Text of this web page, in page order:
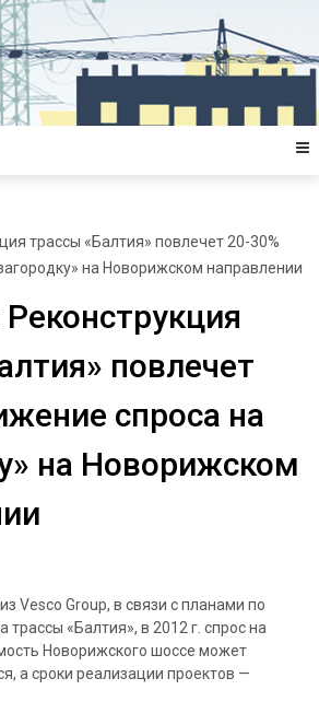
трассы «Балтия» повлечет 20-30%
на Новорижском направлении
повлечет
спроса на
на Новорижском
Vesco Group, в связи с планами по
трассы «Балтия», в 2012 г. спрос на
Новорижского шоссе может
а сроки реализации проектов —